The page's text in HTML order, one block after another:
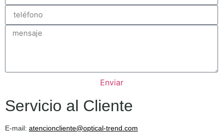
Enviar
Servicio al Cliente
E-mail: atencioncliente@optical-trend.com